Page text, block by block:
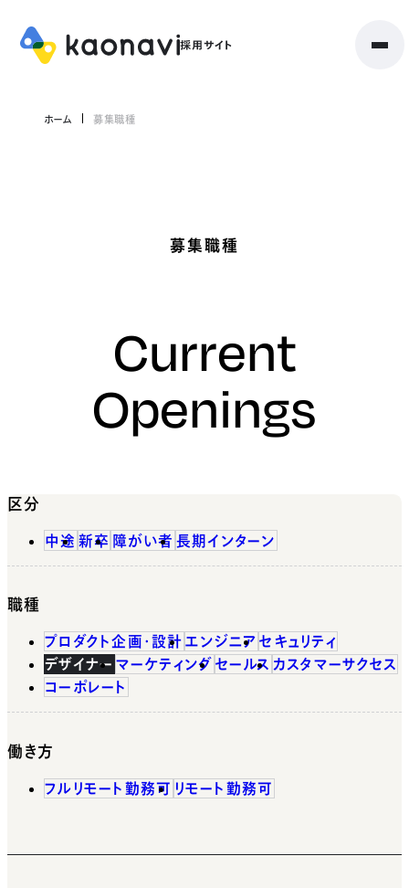
ホーム 募集職種
募集職種
Current
Openings
区分
中途 新卒 障がい者 長期インターン
職種
プロダクト企画・設計 エンジニア セキュリティ
デザイナー マーケティング セールス カスタマーサクセス
コーポレート
働き方
フルリモート勤務可 リモート勤務可